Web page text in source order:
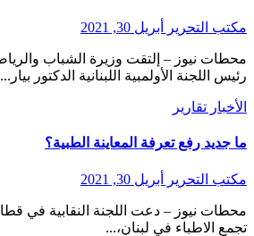
مكتب التحرير أبريل 30, 2021
محطات نيوز – إلتقت وزيرة الشباب والرياضة فارتينيه أوهانيان
رئيس اللجنة الأولمبية اللبنانية الدكتور بيار...
الأخبار تقارير
ما جديد رفع تعرفة المعاينة الطبية؟
مكتب التحرير أبريل 30, 2021
محطات نيوز – دعت اللجنة النقابية في قطاع الاطباء المركزي في
تجمع الاطباء في لبنان،...